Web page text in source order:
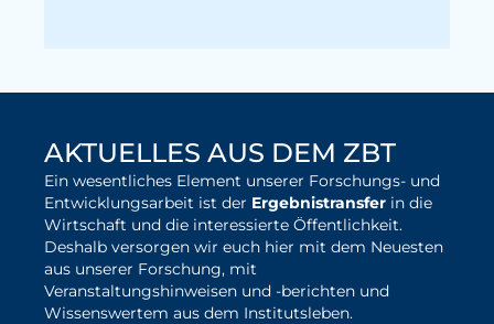
AKTUELLES AUS DEM ZBT
Ein wesentliches Element unserer Forschungs- und
Entwicklungsarbeit ist der Ergebnistransfer in die
Wirtschaft und die interessierte Öffentlichkeit.
Deshalb versorgen wir euch hier mit dem Neuesten
aus unserer Forschung, mit
Veranstaltungshinweisen und -berichten und
Wissenswertem aus dem Institutsleben.